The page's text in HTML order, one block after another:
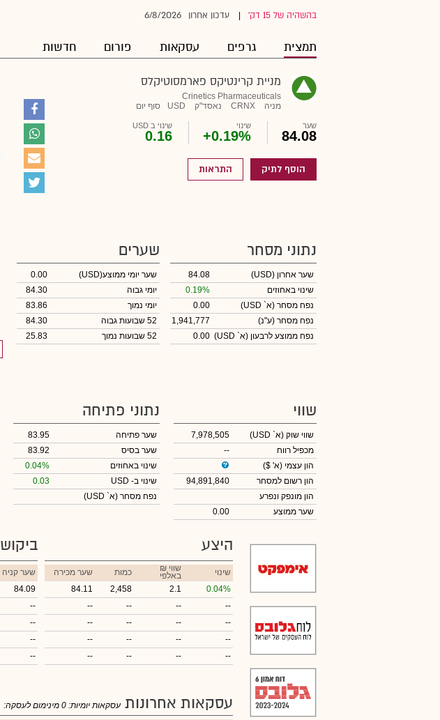
בהשהיה של 15 דק' עדכון אחרון 6/8/2026
תמצית גרפים עסקאות פורום חדשות
מניית קרינטיקס פארמסוטיקלס
Crinetics Pharmaceuticals
מניה
CRNX נאסד"ק USD סוף יום
שער
84.08
שינוי
+0.19%
שינוי ב USD
0.16
הוסף לתיק התראות
נתוני מסחר
שער אחרון (USD)
84.08
שינוי באחוזים
0.19%
נפח מסחר (א` USD)
0.00
נפח מסחר (ע"נ)
1,941,777
נפח ממוצע לרבעון (א` USD)
0.00
שערים
שער יומי ממוצע(USD)
0.00
יומי גבוה
84.30
יומי נמוך
83.86
52 שבועות גבוה
84.30
52 שבועות נמוך
25.83
שווי
שווי שוק (א` USD)
7,978,505
מכפיל רווח
--
הון עצמי (א' $)
הון רשום למסחר
94,891,840
הון מונפק ונפרע
שער ממוצע
0.00
נתוני פתיחה
שער פתיחה
83.95
שער בסיס
83.92
שינוי באחוזים
0.04%
שינוי ב- USD
0.03
נפח מסחר (א` USD)
היצע
שינוי ₪ שווי
באלפי כמות
שער מכירה
0.04%
2.1
2,458
84.11
--
--
--
--
--
--
--
--
--
--
--
--
--
--
--
--
ביקוש
שער קניה
84.09
--
--
--
--
עסקאות אחרונות עסקאות יומיות: 0 מינימום לעסקה: